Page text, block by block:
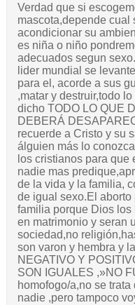
Verdad que si
mascota,depende cual
acondicionar su
es niña o niño
adecuados segun
lider mundial se
para el, acorde a sus
,matar y destruir,todo
dicho TODO LO QUE
DEBERÁ
recuerde a Cristo y su
álguien más lo
los cristianos para
nadie mas
de la vida y la familia,
de igual sexo.El
familia porque Dios los
en matrimonio y seran
sociedad,no
son varon y hembra y
NEGATIVO Y
SON IGUALES ,»NO
homofogo/a,no se
nadie ,pero tampoco